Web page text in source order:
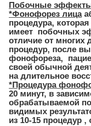
Побочные
*Фонофорез лица
процедура,
имеет побочных
отличие от многих
процедур, после
фонофореза,
своей обычной
на длительное
*Процедура
20 минут, в
обрабатываемой
видимых
из 10-15 процедур